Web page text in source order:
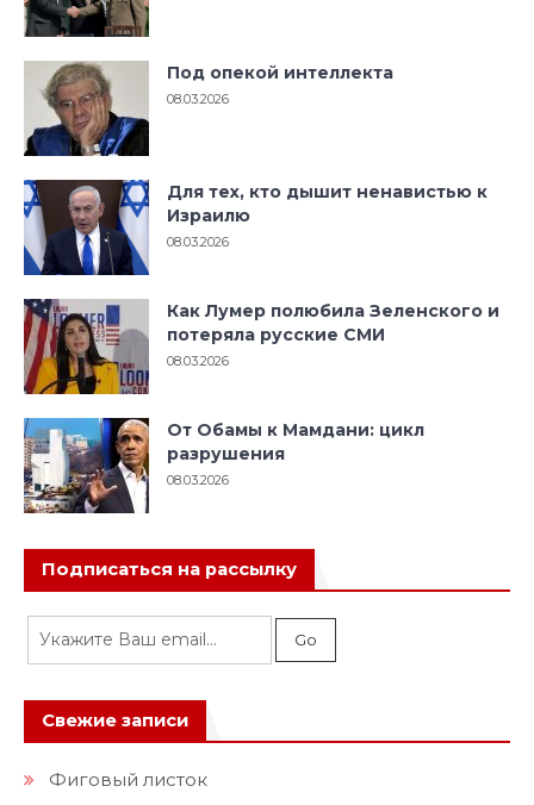
Под опекой интеллекта
08.03.2026
Для тех, кто дышит ненавистью к
Израилю
08.03.2026
Как Лумер полюбила Зеленского и
потеряла русские СМИ
08.03.2026
От Обамы к Мамдани: цикл
разрушения
08.03.2026
Подписаться на рассылку
Свежие записи
Фиговый листок